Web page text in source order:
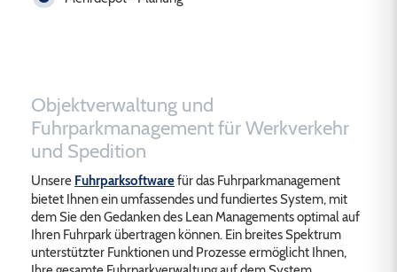
Objektverwaltung und
Fuhrparkmanagement für Werkverkehr
und Spedition
Unsere Fuhrparksoftwarefür das Fuhrparkmanagement
bietet Ihnen ein umfassendes und fundiertes System, mit
dem Sie den Gedanken des Lean Managements optimal auf
Ihren Fuhrpark übertragen können. Ein breites Spektrum
unterstützter Funktionen und Prozesse ermöglicht Ihnen,